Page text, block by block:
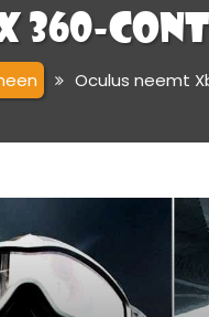
360-
Oculus neemt